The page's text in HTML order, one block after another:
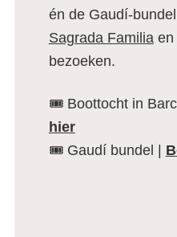
én de Gaudí-
Sagrada Familiaen
bezoeken.
🎟️ Boottocht in
hier
🎟️ Gaudí bundel |